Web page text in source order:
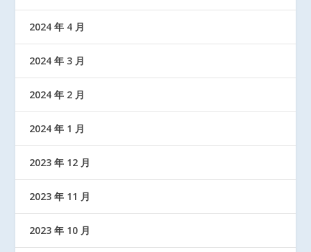
2024 年 4 月
2024 年 3 月
2024 年 2 月
2024 年 1 月
2023 年 12 月
2023 年 11 月
2023 年 10 月